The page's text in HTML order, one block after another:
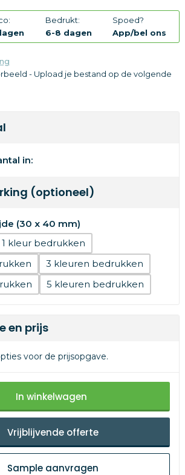
Bedrukt:
6-8 dagen
Spoed?
App/bel ons
- Upload je bestand op de volgende
in:
(optioneel)
(30 x 40 mm)
1
3
5
en prijs
voor de prijsopgave.
In winkelwagen
Vrijblijvende offerte
Sample aanvragen